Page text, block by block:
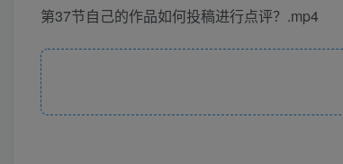
第37节自己的作品如何投稿进行点评？.mp4